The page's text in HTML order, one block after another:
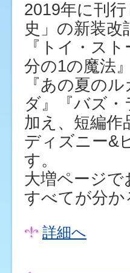
2019年に刊
史」の新装改
『トイ・ス
分の1の魔法
『あの夏の
ダ』『バズ
加え、短編作
ディズニー&
す。
大増ページ
すべてが分か
詳細へ